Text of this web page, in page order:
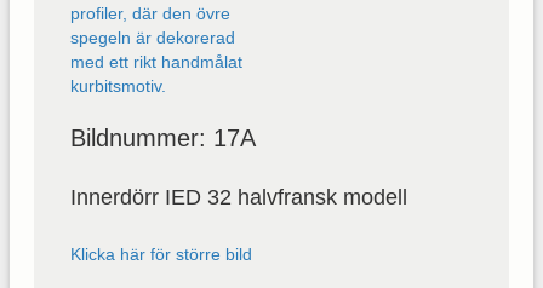
Bildnummer: 17A
Innerdörr IED 32 halvfransk modell
Klicka här för större bild